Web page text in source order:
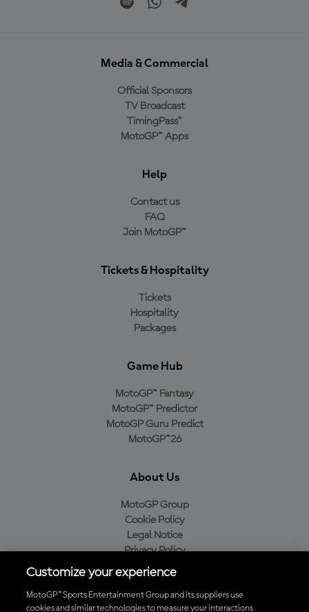
Media & Commercial
Official Sponsors
TV Broadcast
TimingPass™
MotoGP™ Apps
Help
Contact us
FAQ
Join MotoGP™
Tickets & Hospitality
Tickets
Hospitality
Packages
Game Hub
MotoGP™ Fantasy
MotoGP™ Predictor
MotoGP Guru Predict
MotoGP™26
About Us
MotoGP Group
Cookie Policy
Legal Notice
Privacy Policy
Purchase Policy
Customize your experience
MotoGP™ Sports Entertainment Group and its suppliers use
cookies and similar technologies to measure your interactions